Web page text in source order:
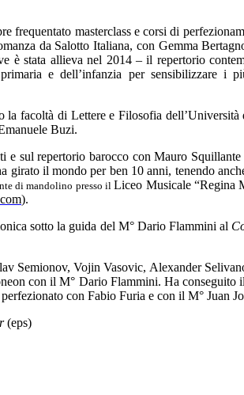
frequentato masterclass e corsi di
da Salotto Italiana, con Gemma
stata allieva nel 2014 – il repertorio
e dell’infanzia per sensibilizzare i
facoltà di Lettere e Filosofia
Buzi.
e sul repertorio barocco con Mauro Squillante
girato il mondo per ben 10 anni, tenendo
di mandolino presso il Liceo Musicale “Regina
).
sotto la guida del M° Dario Flammini al
Semionov, Vojin Vasovic, Alexander
con il M° Dario Flammini. Ha conseguito
con Fabio Furia e con il M° Juan
(eps)